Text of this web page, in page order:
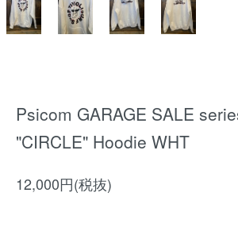
Psicom GARAGE SALE
"CIRCLE" Hoodie WHT
12,000円(税抜)